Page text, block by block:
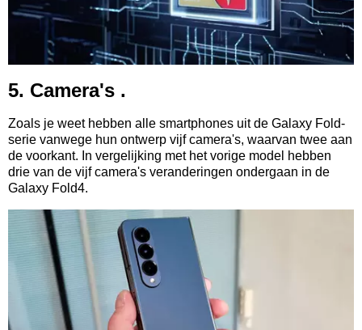
5. Camera's .
Zoals je weet hebben alle smartphones uit de Galaxy Fold-
serie vanwege hun ontwerp vijf camera's, waarvan twee aan
de voorkant. In vergelijking met het vorige model hebben
drie van de vijf camera's veranderingen ondergaan in de
Galaxy Fold4.